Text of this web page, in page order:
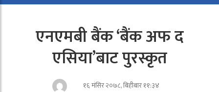
एनएमबी बैंक ‘बैंक अफ द
एसिया’बाट पुरस्कृत
१६ मंसिर २०७८, बिहीबार ११:३४